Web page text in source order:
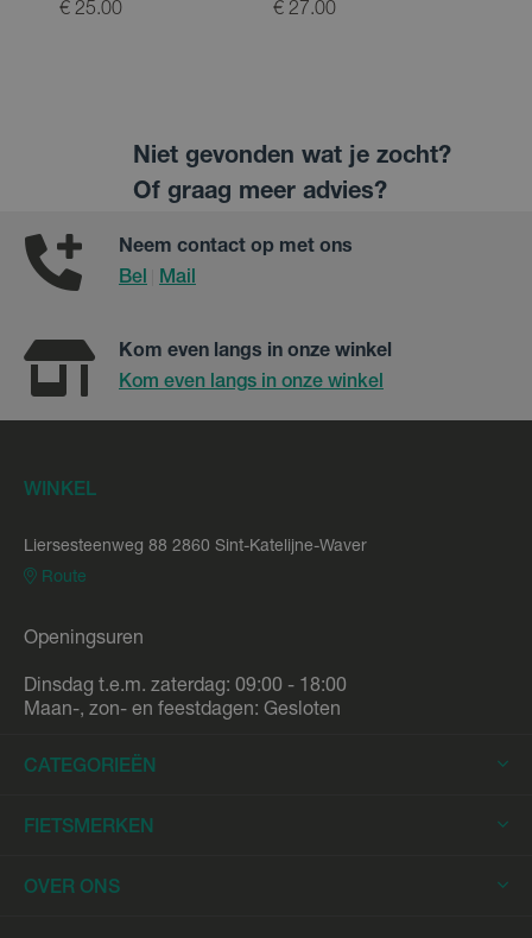
€ 25.00 € 27.00
Niet gevonden wat je zocht?
Of graag meer advies?
Neem contact op met ons
Bel
Mail
Kom even langs in onze winkel
Kom even langs in onze winkel
WINKEL
Liersesteenweg 88 2860 Sint-Katelijne-Waver
Route
Openingsuren
Dinsdag t.e.m. zaterdag: 09:00 - 18:00
Maan-, zon- en feestdagen: Gesloten
CATEGORIEËN
Elektrische Fietsen
Elektrische Racefietsen
FIETSMERKEN
Trek
OVER ONS